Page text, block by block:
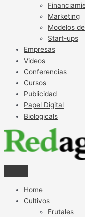
Marketing
Modelos
Start-ups
Empresas
Videos
Conferencias
Cursos
Publicidad
Papel Digital
Biologicals
Home
Cultivos
Frutales